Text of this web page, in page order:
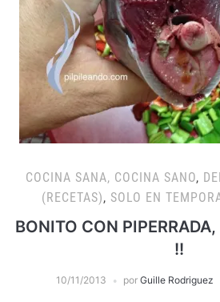
COCINA SANA, COCINA SANO,
(RECETAS), SOLO EN
BONITO CON
!!
10/11/2013 por Guille Rodriguez